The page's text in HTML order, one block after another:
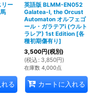
リー
る
英語版 BLMM-EN052
Galatea-I, the Orcust
Automaton オルフェゴ
ール・ガラテアi (ウルト
ラレア) 1st Edition [各
種初期傷有り]
3,500円(税別)
(税込 : 3,850円)
在庫数 4,000点
カートに入れる